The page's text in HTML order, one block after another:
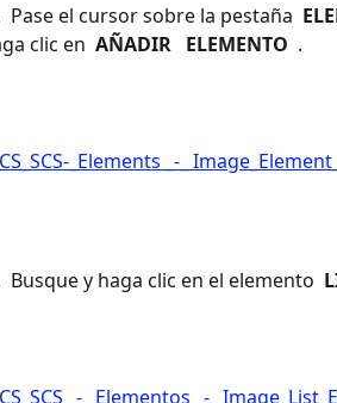
Pase el cursor sobre la pestaña
clic en AÑADIR ELEMENTO .
Busque y haga clic en el elemento